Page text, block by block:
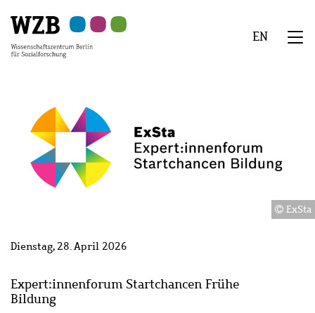
Hauptinhalt
springen
Navigation
springen
Suche
springen
Sekundärnavigation
springen
Fußzeile
springen
EN
ExSta
Dienstag, 28. April 2026
Expert:innenforum Startchancen Frühe
Bildung